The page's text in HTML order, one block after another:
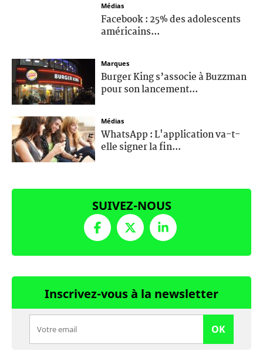
Médias
Facebook : 25% des adolescents
américains...
Marques
Burger King s’associe à Buzzman
pour son lancement...
Médias
WhatsApp : L'application va-t-
elle signer la fin...
SUIVEZ-NOUS
Inscrivez-vous à la newsletter
OK